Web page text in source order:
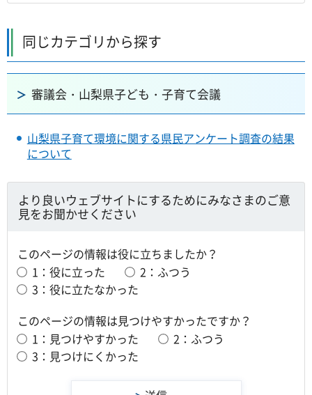
同じカテゴリから探す
審議会・山梨県子ども・子育て会議
山梨県子育て環境に関する県民アンケート調査の結果
について
より良いウェブサイトにするためにみなさまのご意
見をお聞かせください
このページの情報は役に立ちましたか？
1：役に立った
2：ふつう
3：役に立たなかった
このページの情報は見つけやすかったですか？
1：見つけやすかった
2：ふつう
3：見つけにくかった